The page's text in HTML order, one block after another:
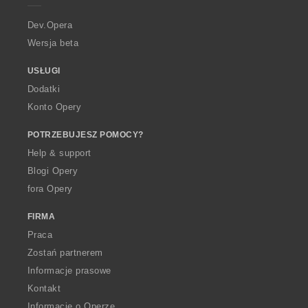
a
Dev.Opera
Wersja beta
USŁUGI
Dodatki
Konto Opery
POTRZEBUJESZ POMOCY?
Help & support
Blogi Opery
fora Opery
FIRMA
Praca
Zostań partnerem
Informacje prasowe
Kontakt